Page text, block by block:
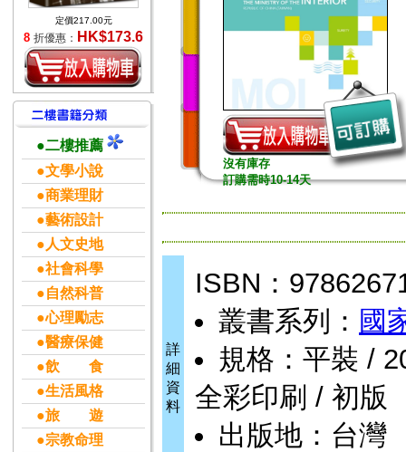
定價217.00元
8 折優惠： HK$173.6
●二樓推薦
●文學小說
●商業理財
●藝術設計
●人文史地
●社會科學
●自然科普
●心理勵志
●醫療保健
●飲 食
●生活風格
●旅 遊
●宗教命理
沒有庫存
訂購需時10-14天
詳
細
資
料
ISBN：
叢書系列： 國
規格：平裝 /
全彩印刷 / 初版
出版地：台灣